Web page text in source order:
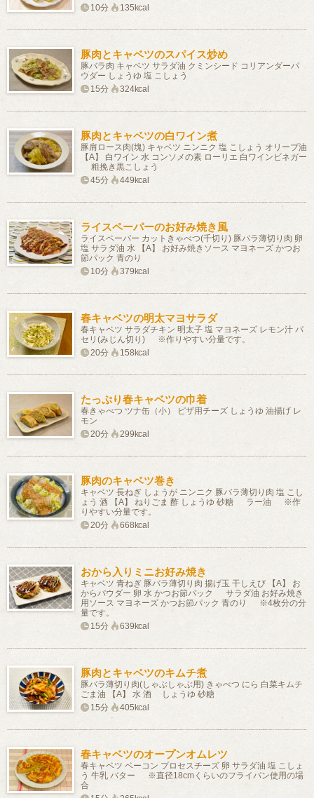
10分
135kcal
豚肉とキャベツのスパイス炒め
豚バラ肉 キャベツ サラダ油 クミンシード コリアンダーパ
ウダー しょうゆ 塩 こしょう
15分
324kcal
豚肉とキャベツの白ワイン煮
豚肩ロース肉(塊) キャベツ ニンニク 塩 こしょう オリーブ油
【A】 白ワイン 水 コンソメの素 ローリエ 白ワインビネガー
粗挽き黒こしょう
45分
449kcal
ライスペーパーのお好み焼き風
ライスペーパー カットきゃべつ(千切り) 豚バラ薄切り肉 卵
塩 サラダ油 水 【A】 お好み焼きソース マヨネーズ かつお
節パック 青のり
10分
379kcal
春キャベツの明太マヨサラダ
春キャベツ サラダチキン 明太子 塩 マヨネーズ レモン汁 パ
セリ(みじん切り) ※作りやすい分量です。
20分
158kcal
たっぷり春キャベツの巾着
春きゃべつ ツナ缶（小） ピザ用チーズ しょうゆ 油揚げ レ
モン
20分
299kcal
豚肉のキャベツ巻き
キャベツ 長ねぎ しょうが ニンニク 豚バラ薄切り肉 塩 こし
ょう 酒 【A】 ねりごま 酢 しょうゆ 砂糖 ラー油 ※作
りやすい分量です。
20分
668kcal
おから入りミニお好み焼き
キャベツ 青ねぎ 豚バラ薄切り肉 揚げ玉 干しえび 【A】 お
からパウダー 卵 水 かつお節パック サラダ油 お好み焼き
用ソース マヨネーズ かつお節パック 青のり ※4枚分の分
量です。
15分
639kcal
豚肉とキャベツのキムチ煮
豚バラ薄切り肉(しゃぶしゃぶ用) きゃべつ にら 白菜キムチ
ごま油 【A】 水 酒 しょうゆ 砂糖
15分
405kcal
春キャベツのオープンオムレツ
春キャベツ ベーコン プロセスチーズ 卵 サラダ油 塩 こしょ
う 牛乳 バター ※直径18cmくらいのフライパン使用の場
合